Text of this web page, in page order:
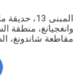
وانغجيانغ، منطقة
مقاطعة شاندونغ،